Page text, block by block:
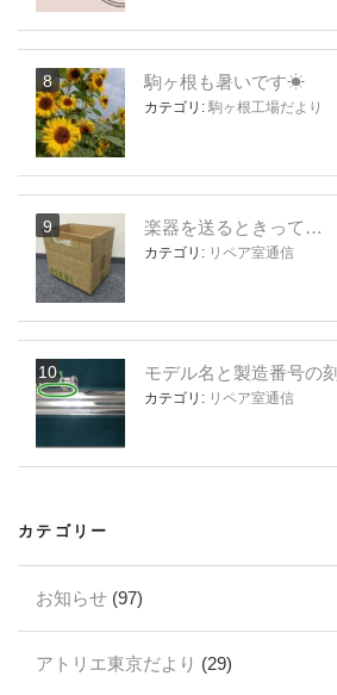
駒ヶ根も暑いです☀
カテゴリ: 駒ヶ根工場だより
楽器を送るときって…
カテゴリ: リペア室通信
モデル名と製造番号の
カテゴリ: リペア室通信
カテゴリー
お知らせ (97)
アトリエ東京だより (29)